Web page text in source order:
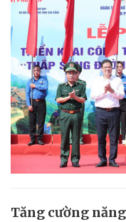
Tăng cường